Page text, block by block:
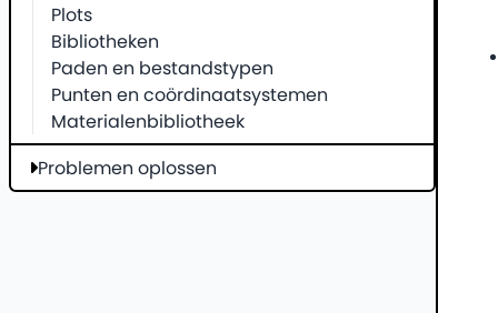
Plots
Bibliotheken
Paden en bestandstypen
Punten en coördinaatsystemen
Materialenbibliotheek
Problemen oplossen